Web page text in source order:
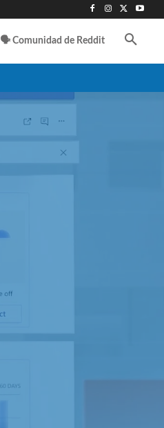
🗣️ Comunidad de Reddit